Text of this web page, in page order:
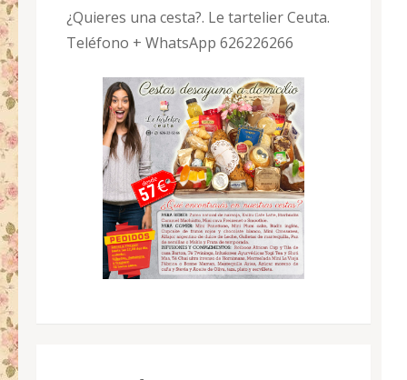
¿Quieres una cesta?. Le tartelier Ceuta.
Teléfono + WhatsApp 626226266